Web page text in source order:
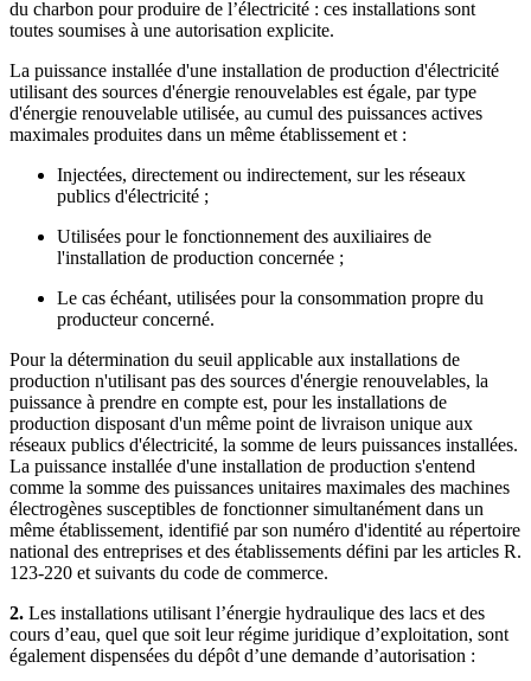
du charbon pour produire de l’électricité : ces installations sont
toutes soumises à une autorisation explicite.
La puissance installée d'une installation de production d'électricité
utilisant des sources d'énergie renouvelables est égale, par type
d'énergie renouvelable utilisée, au cumul des puissances actives
maximales produites dans un même établissement et :
Injectées, directement ou indirectement, sur les réseaux
publics d'électricité ;
Utilisées pour le fonctionnement des auxiliaires de
l'installation de production concernée ;
Le cas échéant, utilisées pour la consommation propre du
producteur concerné.
Pour la détermination du seuil applicable aux installations de
production n'utilisant pas des sources d'énergie renouvelables, la
puissance à prendre en compte est, pour les installations de
production disposant d'un même point de livraison unique aux
réseaux publics d'électricité, la somme de leurs puissances installées.
La puissance installée d'une installation de production s'entend
comme la somme des puissances unitaires maximales des machines
électrogènes susceptibles de fonctionner simultanément dans un
même établissement, identifié par son numéro d'identité au répertoire
national des entreprises et des établissements défini par les articles R.
123-220 et suivants du code de commerce.
2. Les installations utilisant l’énergie hydraulique des lacs et des
cours d’eau, quel que soit leur régime juridique d’exploitation, sont
également dispensées du dépôt d’une demande d’autorisation :